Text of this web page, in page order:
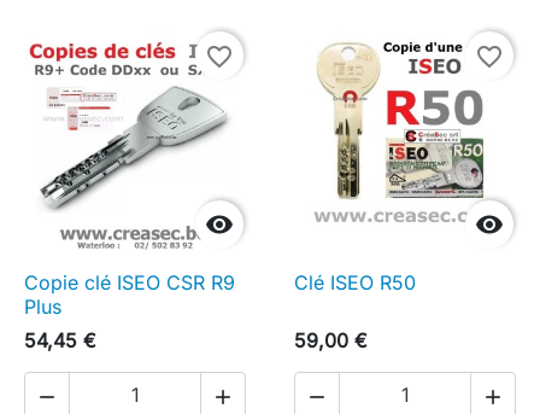

favorite_border
Copie clé ISEO CSR R9
Plus
54,45 €
 

favorite_border
Clé ISEO R50
59,00 €
 